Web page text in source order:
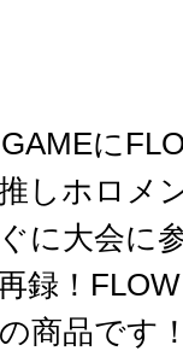
に
しホロメ
に大会に
録！
商品です